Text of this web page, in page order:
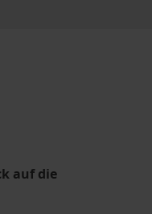
auf die